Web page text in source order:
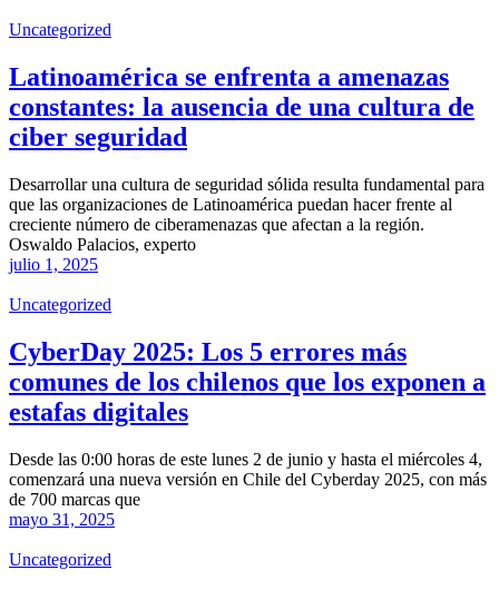
Uncategorized
Latinoamérica se enfrenta a amenazas
constantes: la ausencia de una cultura de
ciber seguridad
Desarrollar una cultura de seguridad sólida resulta fundamental para
que las organizaciones de Latinoamérica puedan hacer frente al
creciente número de ciberamenazas que afectan a la región.
Oswaldo Palacios, experto
julio 1, 2025
Uncategorized
CyberDay 2025: Los 5 errores más
comunes de los chilenos que los exponen a
estafas digitales
Desde las 0:00 horas de este lunes 2 de junio y hasta el miércoles 4,
comenzará una nueva versión en Chile del Cyberday 2025, con más
de 700 marcas que
mayo 31, 2025
Uncategorized